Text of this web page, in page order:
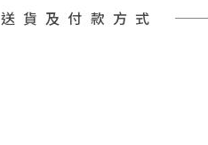
送貨及付款方式